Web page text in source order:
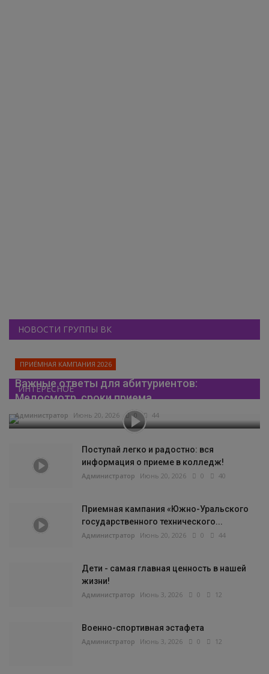
НОВОСТИ ГРУППЫ ВК
ИНТЕРЕСНОЕ
ПРИЁМНАЯ КАМПАНИЯ 2026
Важные ответы для абитуриентов:
Медосмотр, сроки приема...
Администратор Июнь 20, 2026 0 44
Поступай легко и радостно: вся
информация о приеме в колледж!
Администратор Июнь 20, 2026 0 40
Приемная кампания «Южно-Уральского
государственного технического...
Администратор Июнь 20, 2026 0 44
Дети - самая главная ценность в нашей
жизни!
Администратор Июнь 3, 2026 0 12
Военно-спортивная эстафета
Администратор Июнь 3, 2026 0 12